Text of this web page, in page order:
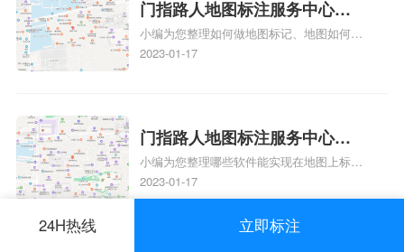
门指路人地图标注服务中心如
何做花小猪打车地图位置标
记？门指路人地图标注服务中
小编为您整理如何做地图标记、地图如何做
标记、so搜街景中如何做标记、360e启花贷
关地图标注知识，详情可查看下方正文！
2023-01-17
门指路人地图标注服务中心地
图位置地址标记？门指路人地
图标注服务中心苹果地图位置
小编为您整理哪些软件能实现在地图上标记
门指路人地图标注服务中心位置、门指路人
地图标注服务中心地址标注、如何创建门指
路人地图标注服务中心定位地址、如何创建
2023-01-17
24H热线 立即标注